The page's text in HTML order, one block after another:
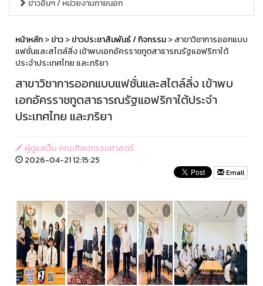
ข่าวอื่นๆ / หน่วยงานภายนอก
หน้าหลัก>ข่าว>ข่าวประชาสัมพันธ์ / กิจกรรม> สาขาวิชาการออกแบบ
แฟชั่นและสไตล์ลิ่ง เข้าพบเอกอัครราชทูตสาธารณรัฐแอฟริกาใต้
ประจำประเทศไทย และภริยา
สาขาวิชาการออกแบบแฟชั่นและสไตล์ลิ่ง เข้าพบ
เอกอัครราชทูตสาธารณรัฐแอฟริกาใต้ประจำ
ประเทศไทย และภริยา
ผู้ดูแลเว็บ คณะศิลปกรรมศาสตร์
2026-04-21 12:15:25
Email